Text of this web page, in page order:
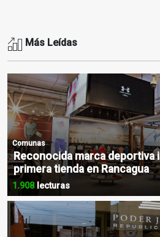
Más Leídas
Comunas
Reconocida marca deportiva
primera tienda en Rancagua
1.908lecturas